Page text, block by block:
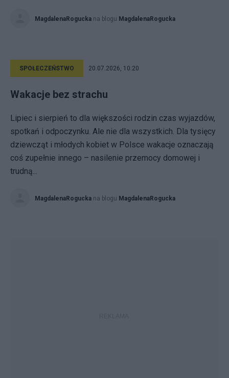
MagdalenaRogucka na blogu MagdalenaRogucka
SPOŁECZEŃSTWO 20.07.2026, 10:20
Wakacje bez strachu
Lipiec i sierpień to dla większości rodzin czas wyjazdów,
spotkań i odpoczynku. Ale nie dla wszystkich. Dla tysięcy
dziewcząt i młodych kobiet w Polsce wakacje oznaczają
coś zupełnie innego – nasilenie przemocy domowej i
trudną...
MagdalenaRogucka na blogu MagdalenaRogucka